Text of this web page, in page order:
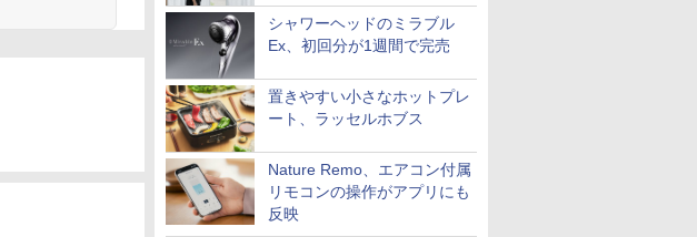
シャワーヘッドのミラブル
Ex、初回分が1週間で完売
置きやすい小さなホットプレ
ート、ラッセルホブス
Nature Remo、エアコン付属
リモコンの操作がアプリにも
反映